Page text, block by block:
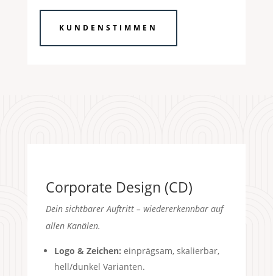
KUNDENSTIMMEN
Corporate Design (CD)
Dein sichtbarer Auftritt – wiedererkennbar auf
allen Kanälen.
Logo & Zeichen: einprägsam, skalierbar,
hell/dunkel Varianten.